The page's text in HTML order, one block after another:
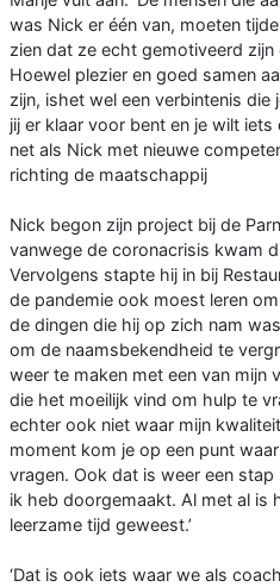
was Nick er één van, moeten
zien dat ze echt gemotiveerd zijn
Hoewel plezier en goed samen
zijn, ishet wel een verbintenis
jij er klaar voor bent en je wilt
net als Nick met nieuwe
richting de maatschappij
Nick begon zijn project bij de
vanwege de coronacrisis kwam
Vervolgens stapte hij in bij
de pandemie ook moest leren
de dingen die hij op zich nam
om de naamsbekendheid te
weer te maken met een van mijn
die het moeilijk vind om hulp te
echter ook niet waar mijn
moment kom je op een punt
vragen. Ook dat is weer een
ik heb doorgemaakt. Al met al is
leerzame tijd geweest.’
‘Dat is ook iets waar we als